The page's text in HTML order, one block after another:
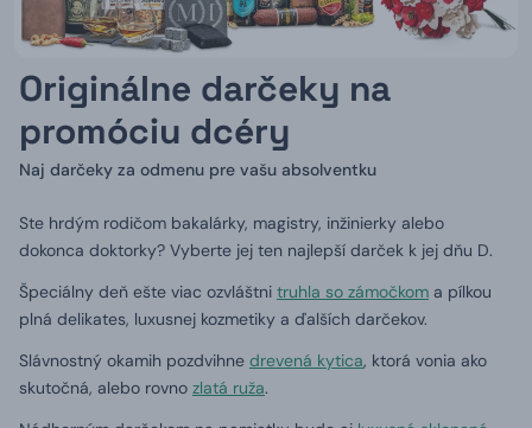
Originálne darčeky na
promóciu dcéry
Naj darčeky za odmenu pre vašu absolventku
Ste hrdým rodičom bakalárky, magistry, inžinierky alebo
dokonca doktorky? Vyberte jej ten najlepší darček k jej dňu D.
Špeciálny deň ešte viac ozvláštni truhla so zámočkom a pílkou
plná delikates, luxusnej kozmetiky a ďalších darčekov.
Slávnostný okamih pozdvihne drevená kytica, ktorá vonia ako
skutočná, alebo rovno zlatá ruža.